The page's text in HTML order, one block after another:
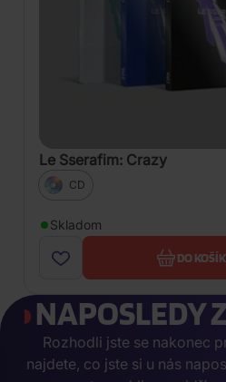
Le Sserafim: Crazy
CD
Skladom
DO
NAPOSLEDY
Rozhodli jste se nakonec
najdete, co jste si u nás